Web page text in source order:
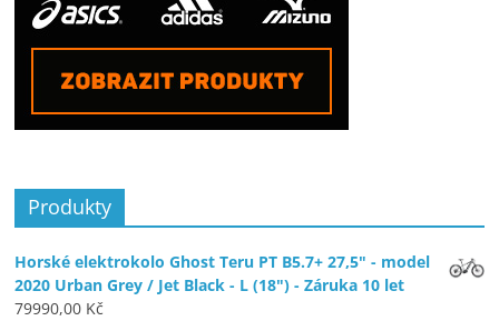
Produkty
Horské elektrokolo Ghost Teru PT B5.7+ 27,5" - model
2020 Urban Grey / Jet Black - L (18") - Záruka 10 let
79990,00 Kč